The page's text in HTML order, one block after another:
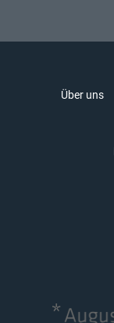
Über uns